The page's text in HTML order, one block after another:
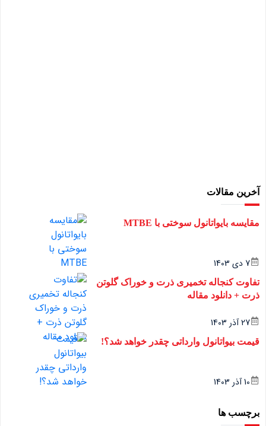
آخرین مقالات
مقایسه بایواتانول سوختی با MTBE
7 دی 1403
تفاوت کنجاله تخمیری ذرت و خوراک گلوتن
ذرت + دانلود مقاله
27 آذر 1403
قیمت بیواتانول وارداتی چقدر خواهد شد؟!
10 آذر 1403
برچسب ها